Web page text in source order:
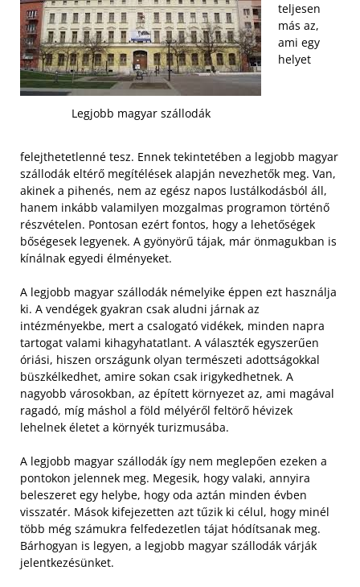
Legjobb magyar szállodák
teljesen
más az,
ami egy
helyet
felejthetetlenné tesz. Ennek tekintetében a legjobb magyar
szállodák eltérő megítélések alapján nevezhetők meg. Van,
akinek a pihenés, nem az egész napos lustálkodásból áll,
hanem inkább valamilyen mozgalmas programon történő
részvételen. Pontosan ezért fontos, hogy a lehetőségek
bőségesek legyenek. A gyönyörű tájak, már önmagukban is
kínálnak egyedi élményeket.
A legjobb magyar szállodák némelyike éppen ezt használja
ki. A vendégek gyakran csak aludni járnak az
intézményekbe, mert a csalogató vidékek, minden napra
tartogat valami kihagyhatatlant. A választék egyszerűen
óriási, hiszen országunk olyan természeti adottságokkal
büszkélkedhet, amire sokan csak irigykedhetnek. A
nagyobb városokban, az épített környezet az, ami magával
ragadó, míg máshol a föld mélyéről feltörő hévizek
lehelnek életet a környék turizmusába.
A legjobb magyar szállodák így nem meglepően ezeken a
pontokon jelennek meg. Megesik, hogy valaki, annyira
beleszeret egy helybe, hogy oda aztán minden évben
visszatér. Mások kifejezetten azt tűzik ki célul, hogy minél
több még számukra felfedezetlen tájat hódítsanak meg.
Bárhogyan is legyen, a legjobb magyar szállodák várják
jelentkezésünket.